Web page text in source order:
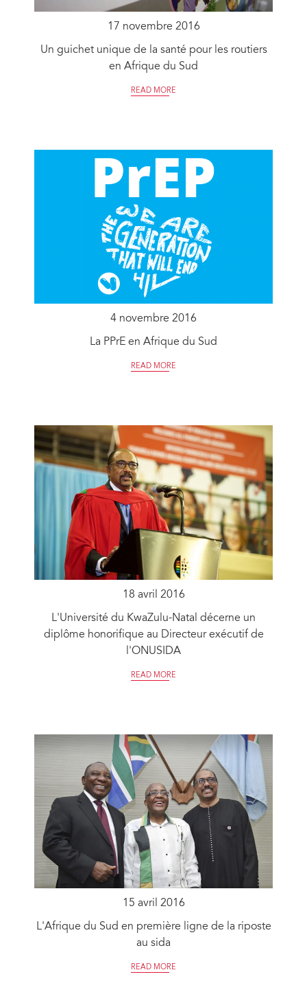
17 novembre 2016
Un guichet unique de la santé pour les routiers
en Afrique du Sud
READ MORE
4 novembre 2016
La PPrE en Afrique du Sud
READ MORE
18 avril 2016
L'Université du KwaZulu-Natal décerne un
diplôme honorifique au Directeur exécutif de
l'ONUSIDA
READ MORE
15 avril 2016
L'Afrique du Sud en première ligne de la riposte
au sida
READ MORE